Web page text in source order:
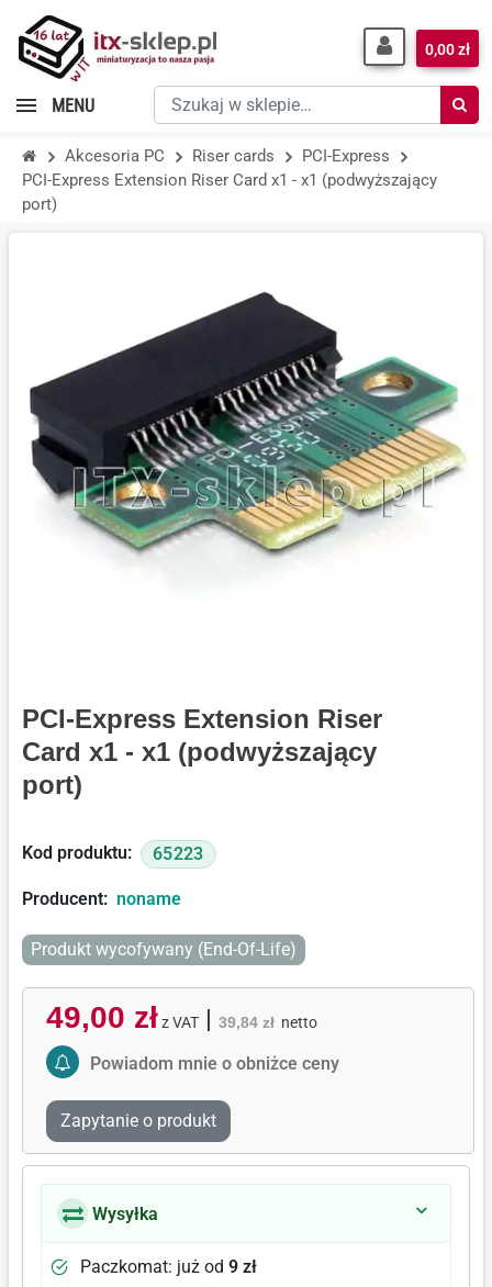
Szukaj
w
sklepie…
0,00 zł
MENU
Akcesoria PC Riser cards
PCI-Express
PCI-Express Extension Riser Card x1 - x1 (podwyższający
port)
PCI-Express Extension Riser
Card x1 - x1 (podwyższający
port)
Kod produktu: 65223
Producent: noname
Produkt wycofywany (End-Of-Life)
49,00 zł z VAT| 39,84 zł netto
Activate Price Alert
Powiadom mnie o obniżce ceny
Zapytanie o produkt
Wysyłka
Paczkomat: już od 9 zł